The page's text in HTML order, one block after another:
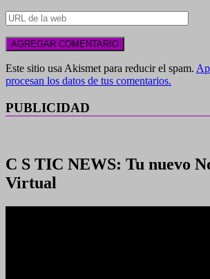
Este sitio usa Akismet para reducir el spam.
procesan los datos de tus comentarios.
PUBLICIDAD
C S TIC NEWS: Tu nuevo
Virtual